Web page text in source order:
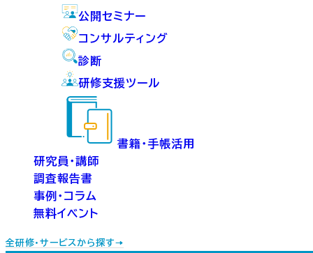
公開セミナー
コンサルティング
診断
研修支援ツール
書籍・手帳活用
研究員・講師
調査報告書
事例・コラム
無料イベント
全研修・サービスから探す